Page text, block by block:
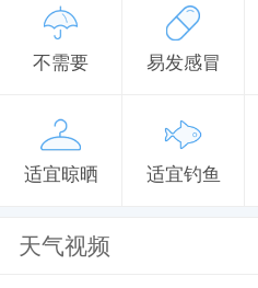
不需要 易发感冒
适宜晾晒 适宜钓鱼
天气视频